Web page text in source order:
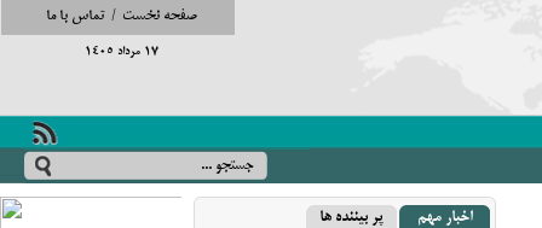
صفحه نخست / تماس با ما
17 مرداد 1405
اخبار مهم پر بیننده ها